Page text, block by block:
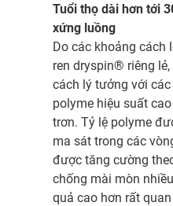
Tuổi thọ dài hơn tới
xứng luồng
Do các khoảng cách
ren dryspin® riêng
cách lý tưởng với
polyme hiệu suất
trơn. Tỷ lệ polyme
ma sát trong các
được tăng cường
chống mài mòn
quả cao hơn rất